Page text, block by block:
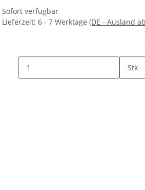
Sofort verfügbar
Lieferzeit: 6 - 7 Werktage (DE - Ausland
Stk